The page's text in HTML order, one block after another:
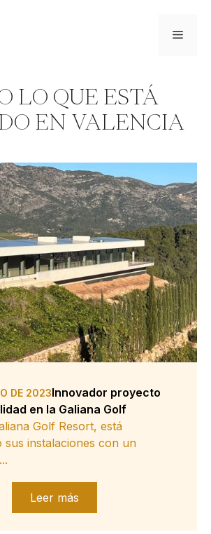
Menú
LO QUE ESTÁ
EN VALENCIA
DE 2023Innovador proyecto
en la Galiana Golf
Golf Resort, está
sus instalaciones con un
Leer más